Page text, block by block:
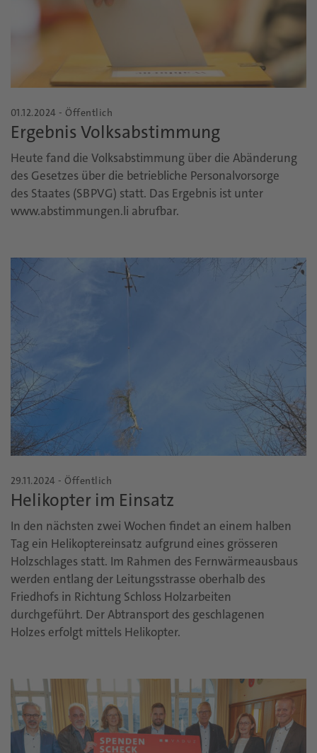
01.12.2024 - Öffentlich
Ergebnis Volksabstimmung
Heute fand die Volksabstimmung über die Abänderung
des Gesetzes über die betriebliche Personalvorsorge
des Staates (SBPVG) statt. Das Ergebnis ist unter
www.abstimmungen.li abrufbar.
29.11.2024 - Öffentlich
Helikopter im Einsatz
In den nächsten zwei Wochen findet an einem halben
Tag ein Helikoptereinsatz aufgrund eines grösseren
Holzschlages statt. Im Rahmen des Fernwärmeausbaus
werden entlang der Leitungsstrasse oberhalb des
Friedhofs in Richtung Schloss Holzarbeiten
durchgeführt. Der Abtransport des geschlagenen
Holzes erfolgt mittels Helikopter.